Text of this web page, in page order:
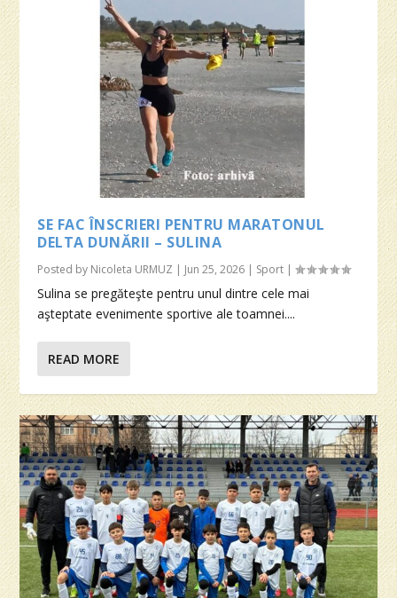
SE FAC ÎNSCRIERI PENTRU MARATONUL
DELTA DUNĂRII – SULINA
Posted by Nicoleta URMUZ | Jun 25, 2026 | Sport |
Sulina se pregăteşte pentru unul dintre cele mai
aşteptate evenimente sportive ale toamnei....
READ MORE